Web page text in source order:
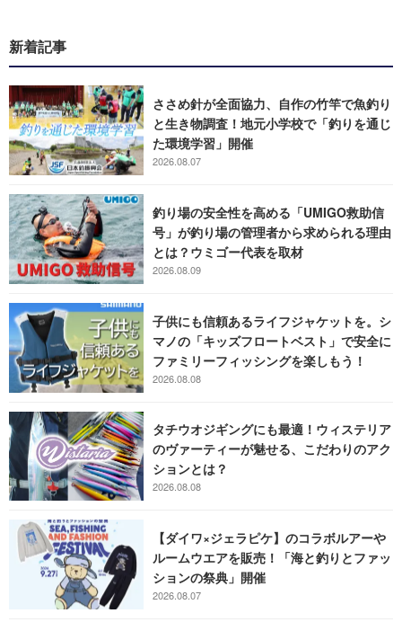
新着記事
ささめ針が全面協力、自作の竹竿で魚釣り
と生き物調査！地元小学校で「釣りを通じ
た環境学習」開催
2026.08.07
釣り場の安全性を高める「UMIGO救助信
号」が釣り場の管理者から求められる理由
とは？ウミゴー代表を取材
2026.08.09
子供にも信頼あるライフジャケットを。シ
マノの「キッズフロートベスト」で安全に
ファミリーフィッシングを楽しもう！
2026.08.08
タチウオジギングにも最適！ウィステリア
のヴァーティーが魅せる、こだわりのアク
ションとは？
2026.08.08
【ダイワ×ジェラピケ】のコラボルアーや
ルームウエアを販売！「海と釣りとファッ
ションの祭典」開催
2026.08.07